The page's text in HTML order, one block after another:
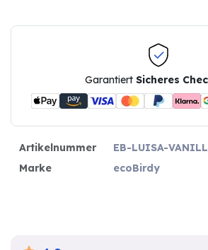
Garantiert Sicheres
Artikelnummer
EB-LUISA-
Marke
ecoBirdy